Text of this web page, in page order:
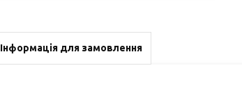
Інформація для замовлення